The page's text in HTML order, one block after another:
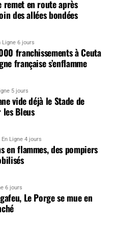
remet en route après
des allées bondées
Ligne 6 jours
franchissements à Ceuta
française s’enflamme
5 jours
vide déjà le Stade de
les Bleus
En Ligne 4 jours
en flammes, des pompiers
6 jours
Le Porge se mue en